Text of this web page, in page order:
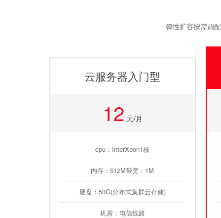
弹性扩容按需调
云服务器入门型
12 元/月
cpu：InterXeon1核
内存：512M带宽：1M
硬盘：50G(分布式集群云存储)
机房：电信线路